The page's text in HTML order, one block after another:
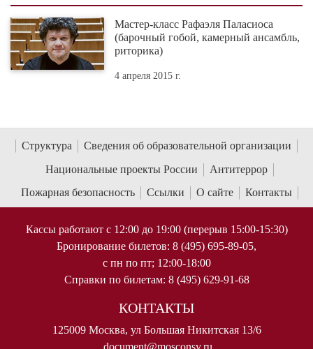
Мастер-класс Рафаэля Паласиоса
(барочный гобой, камерный ансамбль,
риторика)
4 апреля 2015 г.
Структура
Сведения об образовательной организации
Национальные проекты России
Антитеррор
Пожарная безопасность
Ссылки О сайте Контакты
Кассы работают с 12:00 до 19:00 (перерыв 15:00-15:30)
Бронирование билетов: 8 (495) 695-89-05,
с пн по пт; 12:00-18:00
Справки по билетам: 8 (495) 629-91-68
КОНТАКТЫ
125009 Москва, ул Большая Никитская 13/6
document@mosconsv.ru